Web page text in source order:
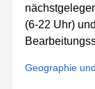
(6-22 Uhr)
Geographie